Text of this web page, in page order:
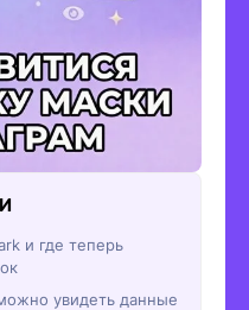
и где теперь
увидеть данные